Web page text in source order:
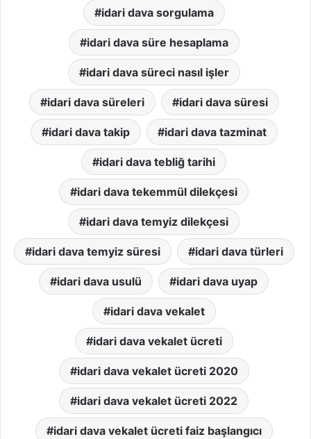
idari dava sorgulama
idari dava süre hesaplama
idari dava süreci nasıl işler
idari dava süreleri idari dava süresi
idari dava takip idari dava tazminat
idari dava tebliğ tarihi
idari dava tekemmül dilekçesi
idari dava temyiz dilekçesi
idari dava temyiz süresi idari dava türleri
idari dava usulü idari dava uyap
idari dava vekalet
idari dava vekalet ücreti
idari dava vekalet ücreti 2020
idari dava vekalet ücreti 2022
idari dava vekalet ücreti faiz başlangıcı